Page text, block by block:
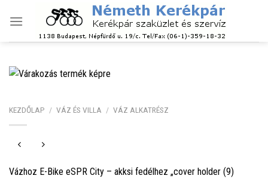
KEZDŐLAP / VÁZ ÉS VILLA / VÁZ ALKATRÉSZ
Vázhoz E-Bike eSPR City – akksi fedélhez „cover holder (9)